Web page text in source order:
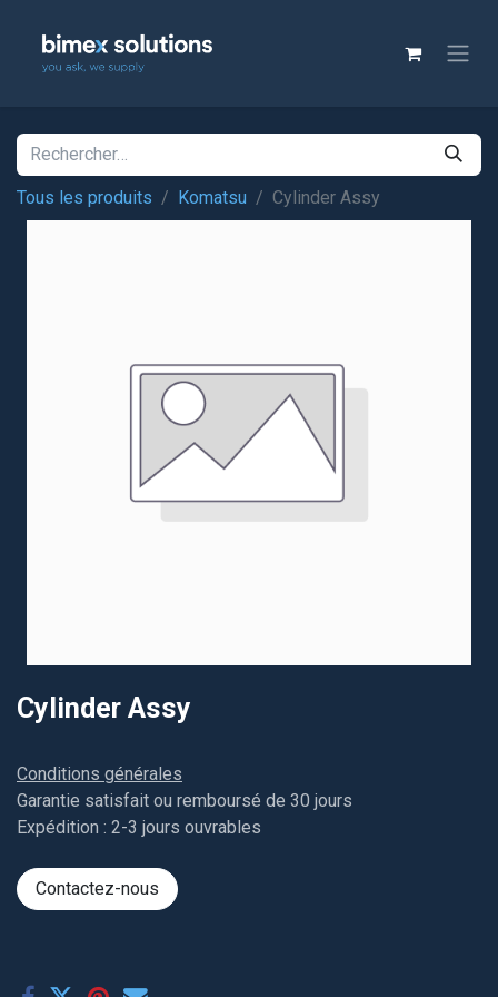
Tous les produits Komatsu Cylinder Assy
Cylinder Assy
Conditions générales
Garantie satisfait ou remboursé de 30 jours
Expédition : 2-3 jours ouvrables
Contactez-nous